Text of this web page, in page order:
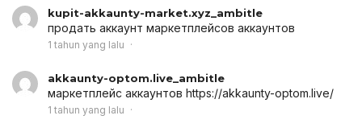
kupit-akkaunty-market.xyz_ambitle
продать аккаунт маркетплейсов аккаунтов
1 tahun yang lalu
akkaunty-optom.live_ambitle
маркетплейс аккаунтов https://akkaunty-optom.live/
1 tahun yang lalu